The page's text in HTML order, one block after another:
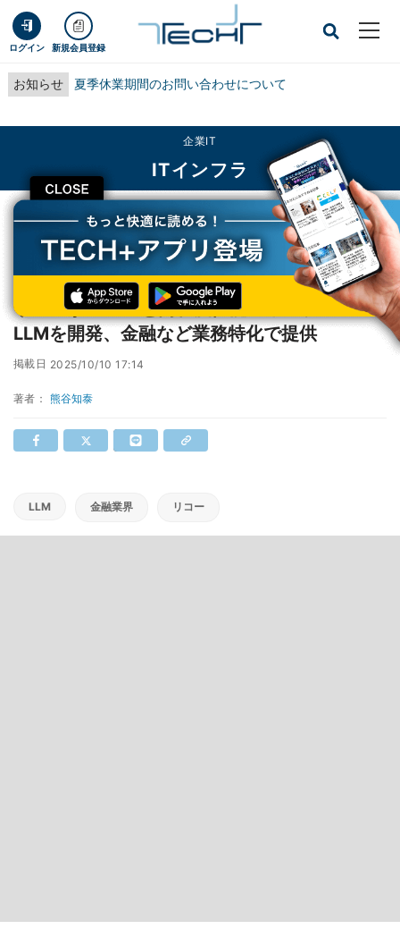
ログイン 新規会員登録
お知らせ 夏季休業期間のお問い合わせについて
CLOSE
企業IT
ITインフラ
TECH+ 企業IT
ITインフラ
リコーがGPT-5と同程度性能のオンプレミスLLMを開発、金融など業務特化で提
リコーがGPT-5と同程度性能のオンプレミス
LLMを開発、金融など業務特化で提供
掲載日 2025/10/10 17:14
著者： 熊谷知泰
LLM 金融業界 リコー